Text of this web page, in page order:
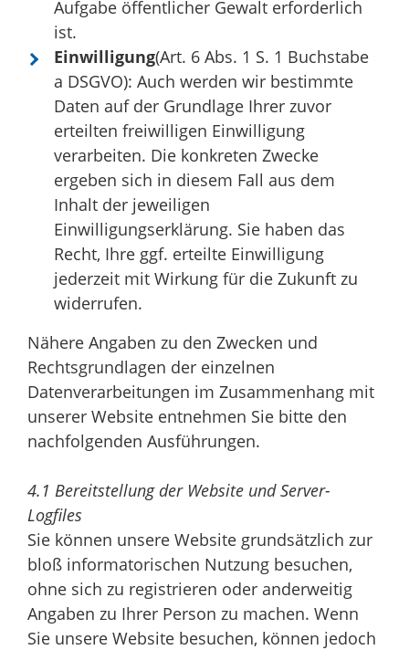
Aufgabe öffentlicher Gewalt erforderlich
ist.
Einwilligung(Art. 6 Abs. 1 S. 1 Buchstabe
a DSGVO): Auch werden wir bestimmte
Daten auf der Grundlage Ihrer zuvor
erteilten freiwilligen Einwilligung
verarbeiten. Die konkreten Zwecke
ergeben sich in diesem Fall aus dem
Inhalt der jeweiligen
Einwilligungserklärung. Sie haben das
Recht, Ihre ggf. erteilte Einwilligung
jederzeit mit Wirkung für die Zukunft zu
widerrufen.
Nähere Angaben zu den Zwecken und
Rechtsgrundlagen der einzelnen
Datenverarbeitungen im Zusammenhang mit
unserer Website entnehmen Sie bitte den
nachfolgenden Ausführungen.
4.1 Bereitstellung der Website und Server-
Logfiles
Sie können unsere Website grundsätzlich zur
bloß informatorischen Nutzung besuchen,
ohne sich zu registrieren oder anderweitig
Angaben zu Ihrer Person zu machen. Wenn
Sie unsere Website besuchen, können jedoch